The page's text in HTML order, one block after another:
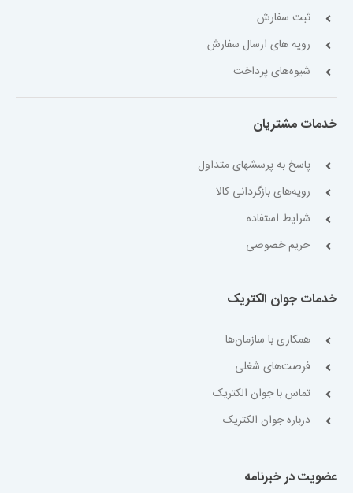
ثبت سفارش
رویه های ارسال سفارش
شیوه‌های پرداخت
خدمات مشتریان
پاسخ به پرسشهای متداول
رویه‌های بازگردانی کالا
شرایط استفاده
حریم خصوصی
خدمات جوان الکتریک
همکاری با سازمان‌ها
فرصت‌های شغلی
تماس با جوان الکتریک
درباره جوان الکتریک
عضویت در خبرنامه